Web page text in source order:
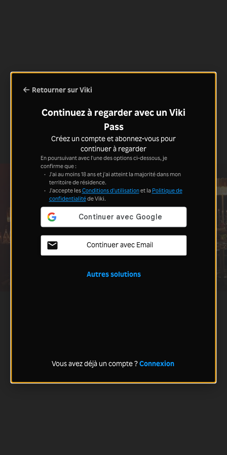
Retourner sur Viki
Continuez à regarder avec un Viki
Pass
Créez un compte et abonnez-vous pour
continuer à regarder
En poursuivant avec l'une des options ci-dessous, je
confirme que :
J'ai au moins 18 ans et j'ai atteint la majorité dans mon
territoire de résidence.
J'accepte lesConditions d'utilisationet la Politique de
confidentialitéde Viki.
Continuer avec Email
Autres solutions
Vous avez déjà un compte ?Connexion